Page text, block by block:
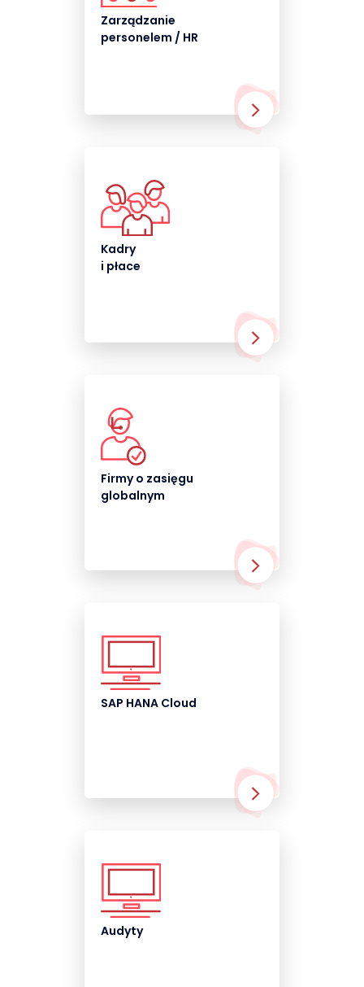
Zarządzanie
personelem / HR
Kadry
i płace
Firmy o zasięgu
globalnym
SAP HANA Cloud
Audyty